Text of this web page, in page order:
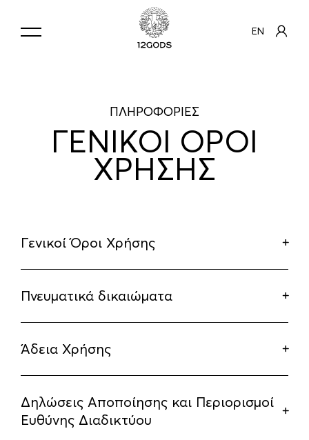
EN
ΠΛΗΡΟΦΟΡΙΕΣ
ΓΕΝΙΚΟΙ ΟΡΟΙ
ΧΡΗΣΗΣ
Γενικοί Όροι Χρήσης
Πνευματικά δικαιώματα
Άδεια Χρήσης
Δηλώσεις Αποποίησης και Περιορισμοί
Ευθύνης Διαδικτύου